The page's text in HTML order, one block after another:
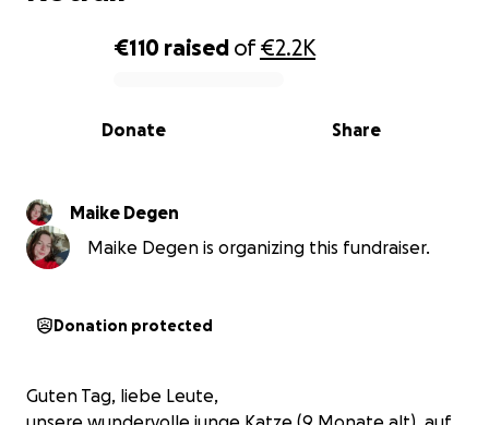
0% complete
€110 raised of€2.2K
Share
Donate
Maike Degen
Maike Degen is organizing this fundraiser.
Donation protected
Guten Tag, liebe Leute,